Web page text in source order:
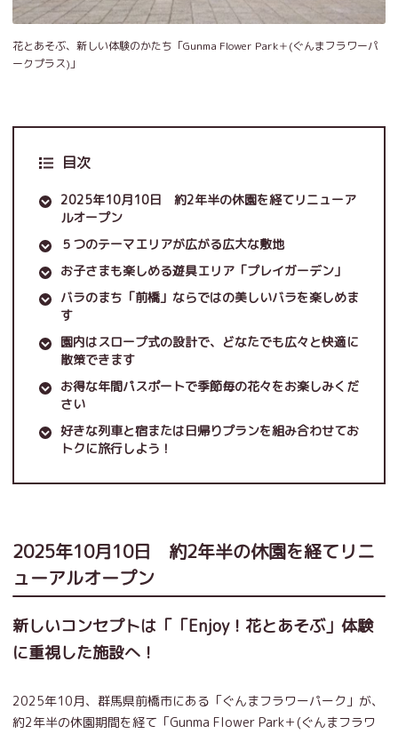
花とあそぶ、新しい体験のかたち「Gunma Flower Park＋(ぐんまフラワーパ
ークプラス)」
目次
2025年10月10日 約2年半の休園を経てリニューア
ルオープン
５つのテーマエリアが広がる広大な敷地
お子さまも楽しめる遊具エリア「プレイガーデン」
バラのまち「前橋」ならではの美しいバラを楽しめま
す
園内はスロープ式の設計で、どなたでも広々と快適に
散策できます
お得な年間パスポートで季節毎の花々をお楽しみくだ
さい
好きな列車と宿または日帰りプランを組み合わせてお
トクに旅行しよう！
2025年10月10日 約2年半の休園を経てリニ
ューアルオープン
新しいコンセプトは「「Enjoy！花とあそぶ」体験
に重視した施設へ！
2025年10月、群馬県前橋市にある「ぐんまフラワーパーク」が、
約2年半の休園期間を経て「Gunma Flower Park＋(ぐんまフラワ